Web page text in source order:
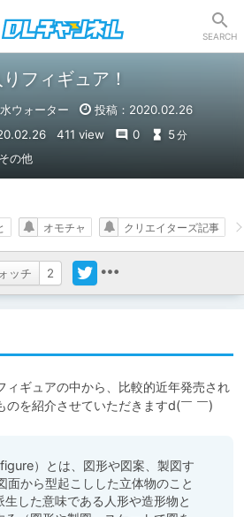
SEARCH
フィギュア！
ウォーター
投稿：2020.02.26
411 view 0 5分
その他
ッチ 2
オモチャ クリエイターズ記事
ィギュアの中から、比較的近年発売され
のを紹介させていただきますd(￣ ￣)
）とは、図形や図案、製図す
面から型起こしした立体物のこと
した意味である人形や造形物と